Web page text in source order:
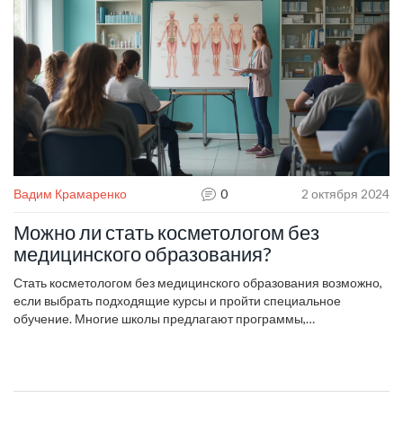
интенсивности. Будущие специалисты должны
ориентироваться в трендах индустрии и постоянно обновлять
свои знания. Статья расскажет, какие направления стоит
выбирать и как добиться успеха в этой профессии.
Вадим Крамаренко 0 2 октября 2024
Можно ли стать косметологом без
медицинского образования?
Стать косметологом без медицинского образования возможно,
если выбрать подходящие курсы и пройти специальное
обучение. Многие школы предлагают программы,
ухода. Кроме того, стоит обратить внимание на курсы, которые